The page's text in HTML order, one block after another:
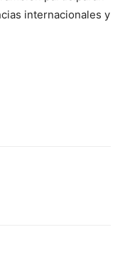
internacionales y